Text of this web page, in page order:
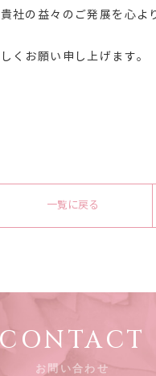
社の益々のご発展を心よ
くお願い申し上げます。
一覧に戻る
お問い合わせ